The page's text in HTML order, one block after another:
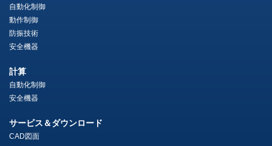
自動化制御
動作制御
防振技術
安全機器
計算
自動化制御
安全機器
サービス＆ダウンロード
CAD図面